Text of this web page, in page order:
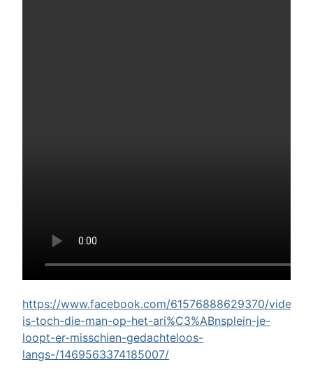
https://www.facebook.com/61576888629370/videos/
is-toch-die-man-op-het-ari%C3%ABnsplein-je-
loopt-er-misschien-gedachteloos-
langs-/1469563374185007/